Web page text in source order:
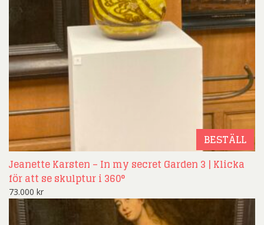
BESTÄLL
Jeanette Karsten – In my secret Garden 3 | Klicka
för att se skulptur i 360°
73.000 kr